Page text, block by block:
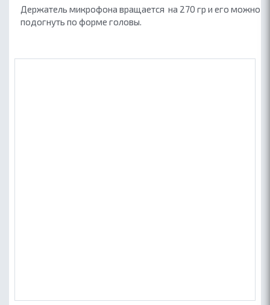
Держатель микрофона вращается на 270 гр и его можно
подогнуть по форме головы.